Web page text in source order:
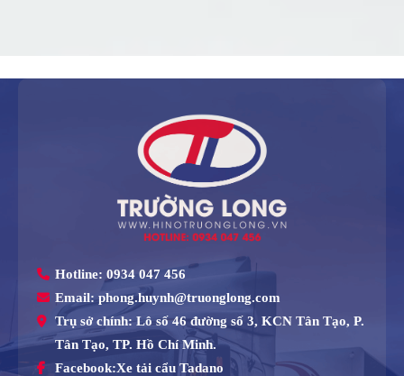
Hotline: 0934 047 456
Email:phong.huynh@truonglong.com
Trụ sở chính: Lô số 46 đường số 3, KCN Tân Tạo, P.
Tân Tạo, TP. Hồ Chí Minh.
Facebook:Xe tải cẩu Tadano